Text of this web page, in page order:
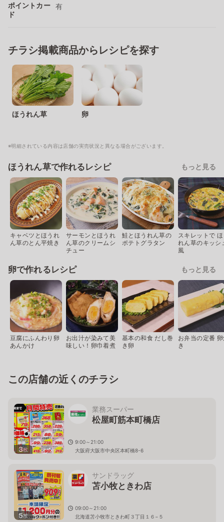
ポイントカー
ド
有
チラシ掲載商品からレシピを探す
ほうれん草 卵
※明細されている内容は店舗の実売状況と異なる場合がございます。
ほうれん草で作れるレシピ もっと見る
キャベツとほうれ
ん草のとん平焼き
サーモンとほうれ
ん草のクリームシ
チュー
鮭とほうれん草の
ポテトグラタン
スキレットで
れん草のキッシ
風
卵で作れるレシピ もっと見る
豆腐にふんわり卵
あんかけ
お出汁が染みて美
味しい！卵巾着煮
基本の和食 だし巻
き卵
お弁当の定番
き
この店舗の近くのチラシ
3枚
業務スーパー
松屋町筋本町橋店
9:00～21:00
大阪府大阪市中央区本町橋8-6
5枚
サンドラッグ
苫小牧ときわ店
09:00～21:00
北海道苫小牧市ときわ町３丁目１６−５